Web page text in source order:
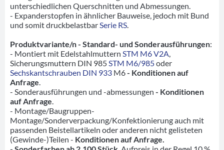
unterschiedlichen Querschnitten und Abmessungen.
- Expanderstopfen in ähnlicher Bauweise, jedoch mit Bund
und somit druckbelastbar Serie RS
Produktvariante/n - Standard- und Sonderausführungen:
- Montiert mit Edelstahlmuttern STM M6 V2A
Sicherungsmuttern DIN 985 STM M6/985oder
Sechskantschrauben DIN 933 M6- Konditionen auf
Anfrage
- Sonderausführungen und -abmessungen - Konditionen
auf Anfrage
- Montage/Baugruppen-
Montage/Sonderverpackung/Konfektionierung auch mit
passenden Beistellartikeln oder anderen nicht gelisteten
(Gewinde-)Teilen - Konditionen auf Anfrage.